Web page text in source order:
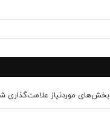
بخش‌های موردنیاز علامت‌گذاری